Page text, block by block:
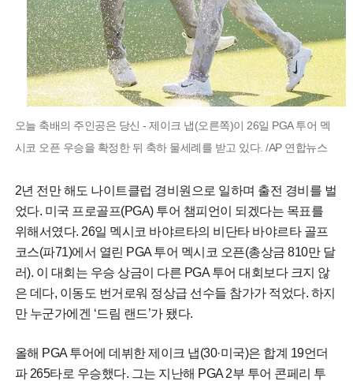
오늘 축배의 주인공은 당신 - 제이크 냅(오른쪽)이 26일 PGA 투어 멕
시코 오픈 우승을 확정한 뒤 축하 물세례를 받고 있다. /AP 연합뉴스
2년 전만 해도 나이트클럽 경비원으로 일하며 출전 경비를 벌
었다. 미국 프로골프(PGA) 투어 챔피언이 되겠다는 목표를
위해서였다. 26일 멕시코 바야르타의 비단타 바야르타 골프
코스(파71)에서 열린 PGA 투어 멕시코 오픈(총상금 810만 달
러). 이 대회는 우승 상금이 다른 PGA 투어 대회보다 크지 않
은 데다, 이동도 번거로워 정상급 선수들 참가가 적었다. 하지
만 누군가에겐 ‘드림 랜드’가 됐다.
올해 PGA 투어에 데뷔한 제이크 냅(30·미국)은 합계 19언더
파 265타로 우승했다. 그는 지난해 PGA 2부 투어 콘페리 투